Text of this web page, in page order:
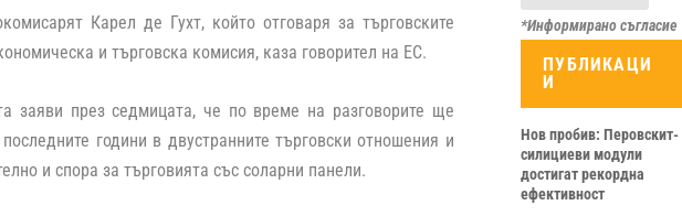
Карел де Гухт, който отговаря за търговските
и търговска комисия, каза говорител на ЕС.
заяви през седмицата, че по време на разговорите ще
години в двустранните търговски отношения и
и спора за търговията със соларни панели.
*Информирано съгласие
ПУБЛИКАЦИ
И
Нов пробив: Перовскит-
силициеви модули
достигат рекордна
ефективност